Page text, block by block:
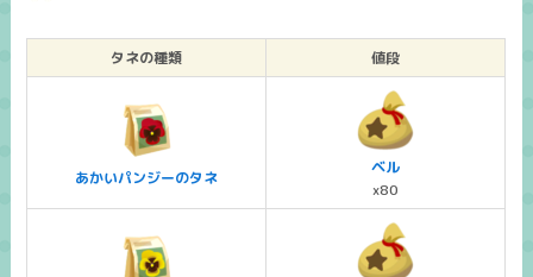
タネの種類 値段
あかいパンジーのタネ
ベル
x80